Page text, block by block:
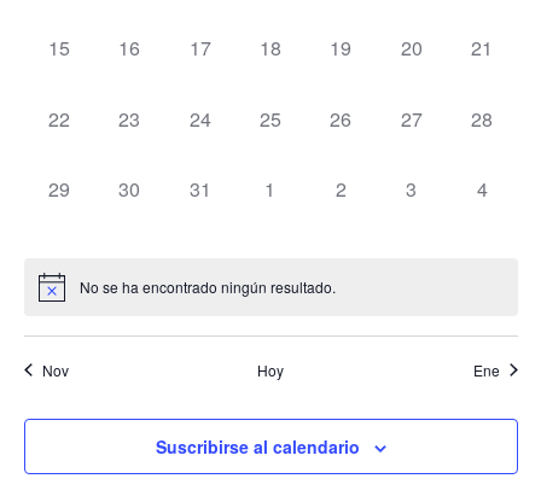
0
15
0
16
0
17
0
18
0
19
0
20
0
21
0
22
0
23
0
24
0
25
0
26
0
27
0
28
0
29
0
30
0
31
0
1
0
2
0
3
0
4
No se ha encontrado ningún resultado.
Nov Hoy Ene
Suscribirse al calendario